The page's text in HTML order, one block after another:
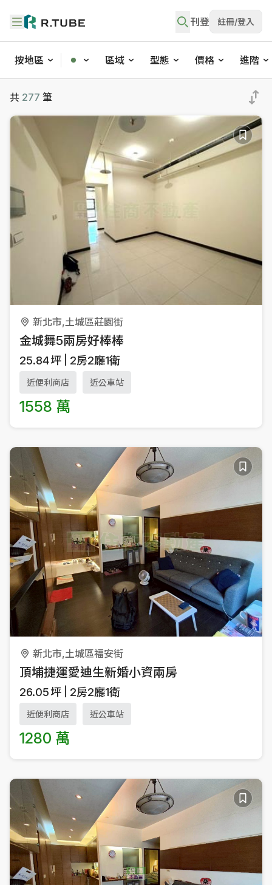
刊登 註冊/登入
按地區 區域 型態 價格 進階
不動產買賣與社區物件搜尋
共 277 筆
新北市,土城區莊園街
金城舞5兩房好棒棒
25.84坪 2房2廳1衛
近便利商店 近公車站
1558 萬
新北市,土城區福安街
頂埔捷運愛迪生新婚小資兩房
26.05坪 2房2廳1衛
近便利商店 近公車站
1280 萬